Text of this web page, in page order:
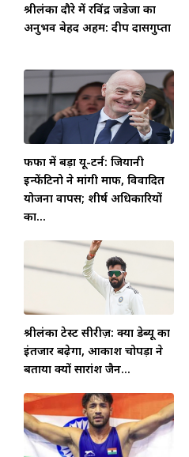
श्रीलंका दौरे में रविंद्र जडेजा का
अनुभव बेहद अहम: दीप दासगुप्ता
फीफा में बड़ा यू-टर्न: जियानी
इन्फेंटिनो ने मांगी माफी, विवादित
योजना वापस; शीर्ष अधिकारियों
का...
श्रीलंका टेस्ट सीरीज़: क्या डेब्यू का
इंतजार बढ़ेगा, आकाश चोपड़ा ने
बताया क्यों सारांश जैन...